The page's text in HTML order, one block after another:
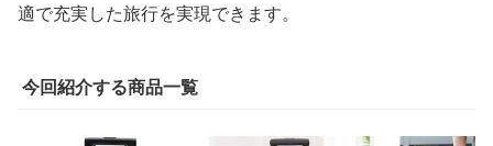
適で充実した旅行を実現できます。
今回紹介する商品一覧